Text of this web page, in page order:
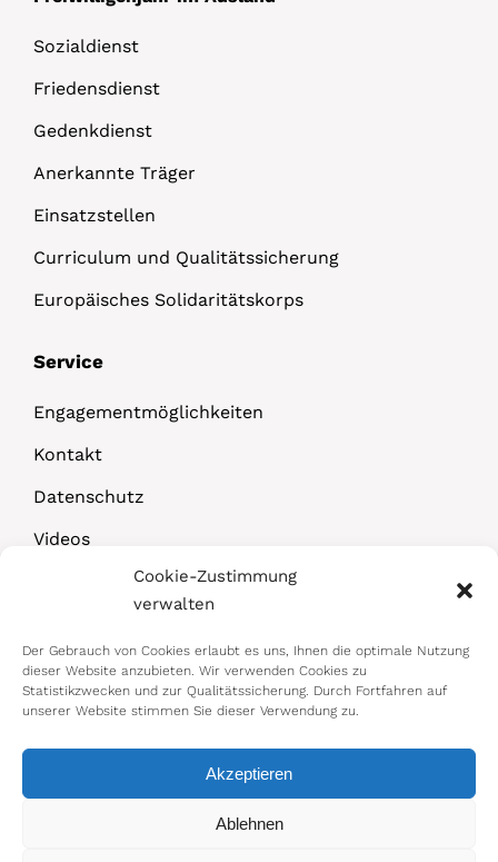
Cookie-Zustimmung
verwalten
Der Gebrauch von Cookies erlaubt es uns, Ihnen die optimale Nutzung
dieser Website anzubieten. Wir verwenden Cookies zu
Statistikzwecken und zur Qualitätssicherung. Durch Fortfahren auf
unserer Website stimmen Sie dieser Verwendung zu.
Akzeptieren
Ablehnen
Sozialdienst
Friedensdienst
Gedenkdienst
Anerkannte Träger
Einsatzstellen
Curriculum und Qualitätssicherung
Europäisches Solidaritätskorps
Service
Engagementmöglichkeiten
Kontakt
Datenschutz
Videos
© 2026 Bundesministerium für Arbeit,